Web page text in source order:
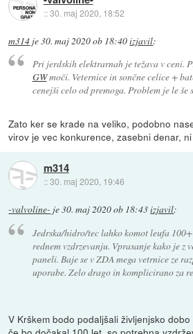
::30. maj 2020, 18:52
m314 je30. maj 2020 ob 18:40izjavil:
Pri jerdskih elektrarnah je težava v ceni.
GWmoči. Veternice in sončne celice +
cenejši celo od premoga. Problem je le še
Zato ker se krade na veliko, podobno
virov je vec konkurence, zasebni denar,
m314
::30. maj 2020, 19:46
-valvoline- je30. maj 2020 ob 18:43izjavil:
Jedrska/hidro/tec lahko komot leufa
rednem vzdrzevanju. Vprasanje kako je z
paneli. Baje se v ZDA mega vetrnice ze
uporabe. Zelo drago in komplicirano za
V Krškem bodo podaljšali življenjsko